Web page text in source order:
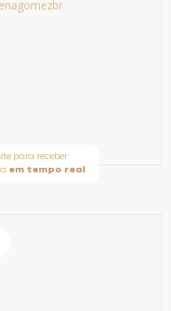
para receber
em tempo real